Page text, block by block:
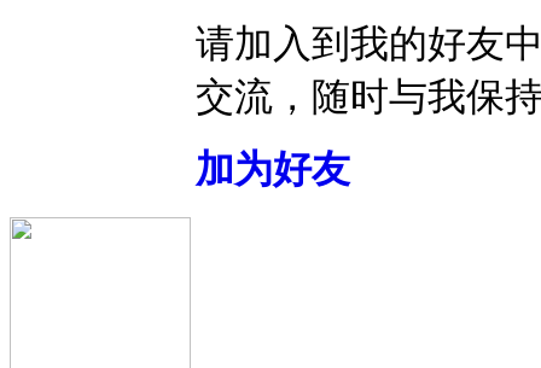
请加入到我的好友
交流，随时与我保
加为好友